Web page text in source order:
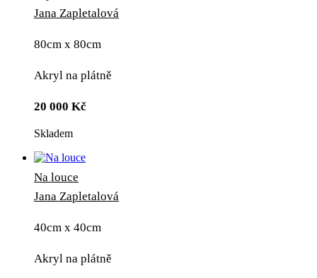
Jana Zapletalová
80cm x 80cm
Akryl na plátně
20 000 Kč
Skladem
Na louce
Jana Zapletalová
40cm x 40cm
Akryl na plátně